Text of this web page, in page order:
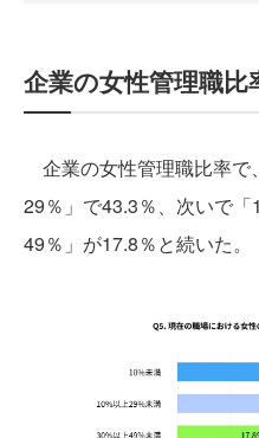
企業の女性管理職比
企業の女性管理職比率で
29％」で43.3％、次いで
49％」が17.8％と続いた。